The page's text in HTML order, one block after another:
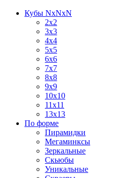
Кубы NxNxN
2x2
3x3
4x4
5x5
6x6
7x7
8x8
9x9
10x10
11x11
13x13
По форме
Пирамидки
Мегаминксы
Зеркальные
Скьюбы
Уникальные